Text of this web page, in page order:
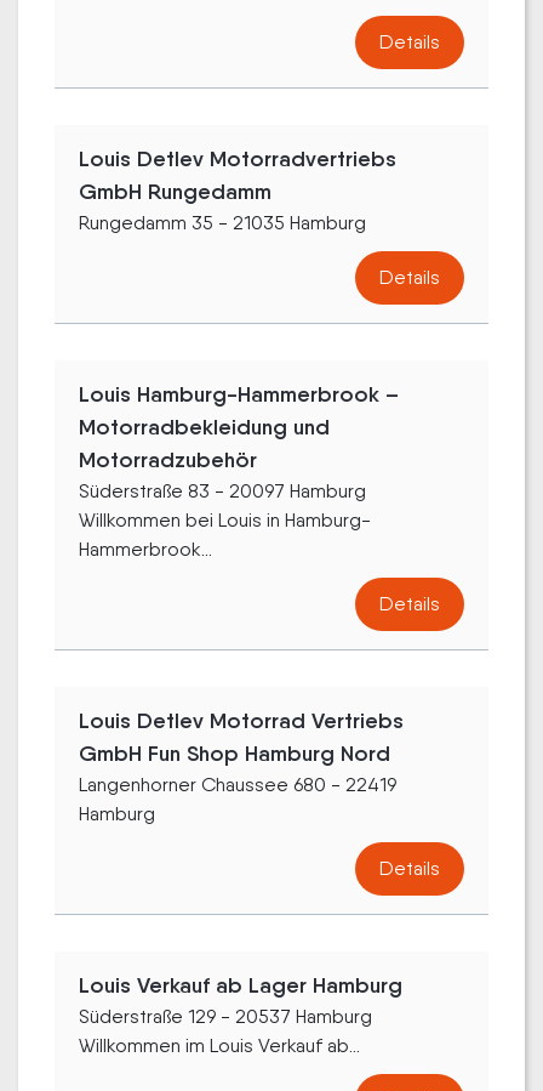
Details
Louis Detlev Motorradvertriebs
GmbH Rungedamm
Rungedamm 35 - 21035 Hamburg
Details
Louis Hamburg-Hammerbrook –
Motorradbekleidung und
Motorradzubehör
Süderstraße 83 - 20097 Hamburg
Willkommen bei Louis in Hamburg-
Hammerbrook...
Details
Louis Detlev Motorrad Vertriebs
GmbH Fun Shop Hamburg Nord
Langenhorner Chaussee 680 - 22419
Hamburg
Details
Louis Verkauf ab Lager Hamburg
Süderstraße 129 - 20537 Hamburg
Willkommen im Louis Verkauf ab...